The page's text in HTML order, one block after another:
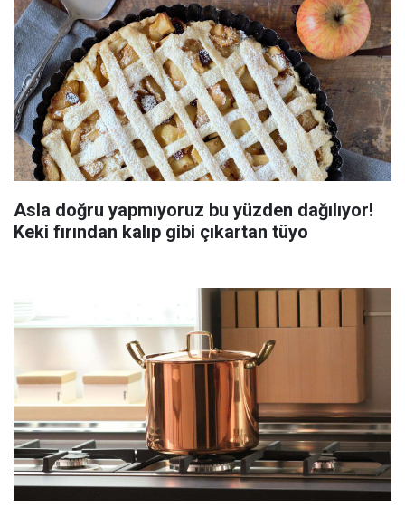
Asla doğru yapmıyoruz bu yüzden dağılıyor!
Keki fırından kalıp gibi çıkartan tüyo